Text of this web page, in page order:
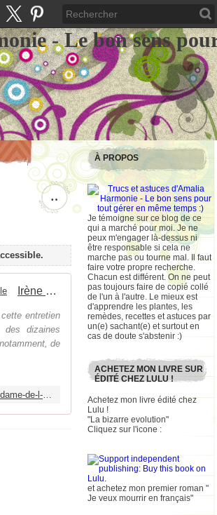
- Le bon sens
…
Irène Grosjean... une grande dame de l'alimentation naturelle
entretien
des dizaines
de
À PROPOS
Je témoigne sur ce blog de ce
qui a marché pour moi. Je ne
peux m'engager là-dessus ni
être responsable si cela ne
marche pas ou tourne mal. Il faut
faire votre propre recherche.
Chacun est différent. On ne peut
pas toujours faire de copié collé
de l'un à l'autre. Le mieux est
d'apprendre les plantes, les
remèdes, recettes et astuces par
un(e) sachant(e) et surtout en
cas de doute s'abstenir :)
ACHETEZ MON LIVRE SUR
ÉDITÉ CHEZ LULU !
Achetez mon livre édité chez
Lulu !
"La bizarre evolution"
Cliquez sur l'icone :
et achetez mon premier roman "
Je veux mourrir en français"